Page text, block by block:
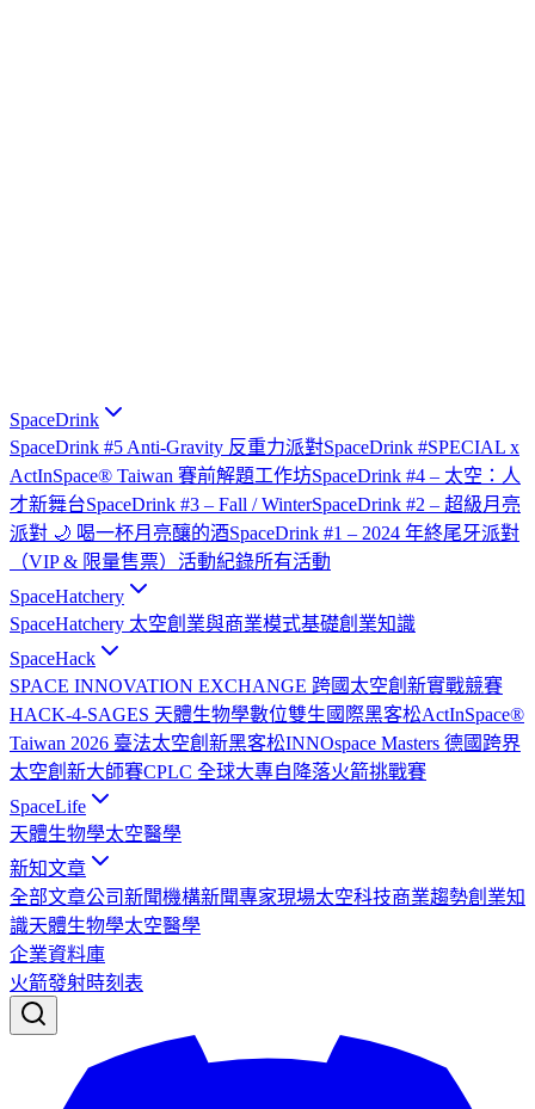
SpaceDrink
SpaceDrink #5 Anti-Gravity 反重力派對SpaceDrink #SPECIAL x
ActInSpace® Taiwan 賽前解題工作坊SpaceDrink #4 – 太空：人
才新舞台SpaceDrink #3 – Fall / WinterSpaceDrink #2 – 超級月亮
派對 🌙 喝一杯月亮釀的酒SpaceDrink #1 – 2024 年終尾牙派對
（VIP & 限量售票） 活動紀錄所有活動
SpaceHatchery
SpaceHatchery 太空創業與商業模式基礎創業知識
SpaceHack
SPACE INNOVATION EXCHANGE 跨國太空創新實戰競賽
HACK-4-SAGES 天體生物學數位雙生國際黑客松ActInSpace®
Taiwan 2026 臺法太空創新黑客松INNOspace Masters 德國跨界
太空創新大師賽CPLC 全球大專自降落火箭挑戰賽
SpaceLife
天體生物學太空醫學
新知文章
全部文章公司新聞機構新聞專家現場太空科技商業趨勢創業知
識天體生物學太空醫學
企業資料庫
火箭發射時刻表